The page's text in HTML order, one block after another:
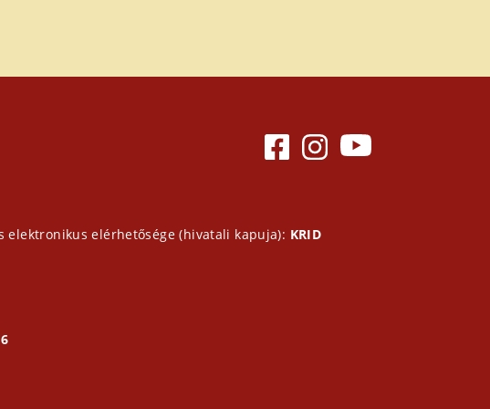
elektronikus elérhetősége (hivatali kapuja): KRID